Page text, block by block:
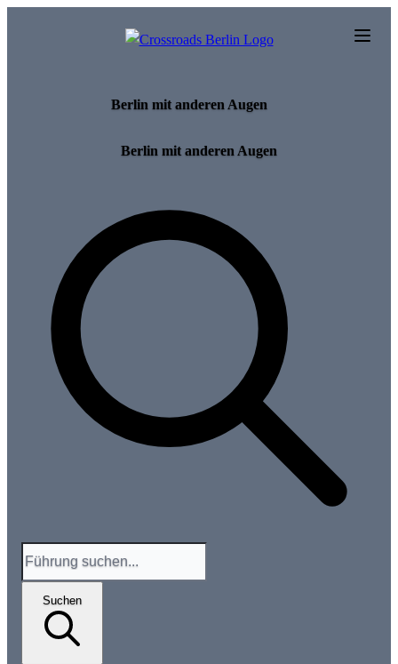
Berlin mit anderen Augen
Berlin mit anderen Augen
Suchen